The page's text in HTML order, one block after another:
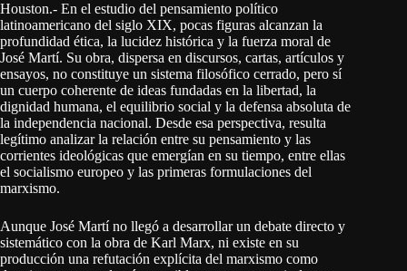
Houston.- En el estudio del pensamiento político
latinoamericano del siglo XIX, pocas figuras alcanzan la
profundidad ética, la lucidez histórica y la fuerza moral de
José Martí. Su obra, dispersa en discursos, cartas, artículos y
ensayos, no constituye un sistema filosófico cerrado, pero sí
un cuerpo coherente de ideas fundadas en la libertad, la
dignidad humana, el equilibrio social y la defensa absoluta de
la independencia nacional. Desde esa perspectiva, resulta
legítimo analizar la relación entre su pensamiento y las
corrientes ideológicas que emergían en su tiempo, entre ellas
el socialismo europeo y las primeras formulaciones del
marxismo.
Aunque José Martí no llegó a desarrollar un debate directo y
sistemático con la obra de Karl Marx, ni existe en su
producción una refutación explícita del marxismo como